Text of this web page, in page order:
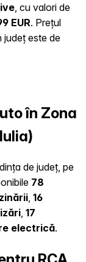
, cu valori de
EUR. Prețul
județ este de
în Zona
de județ, pe
78
, 16
, 17
electrică.